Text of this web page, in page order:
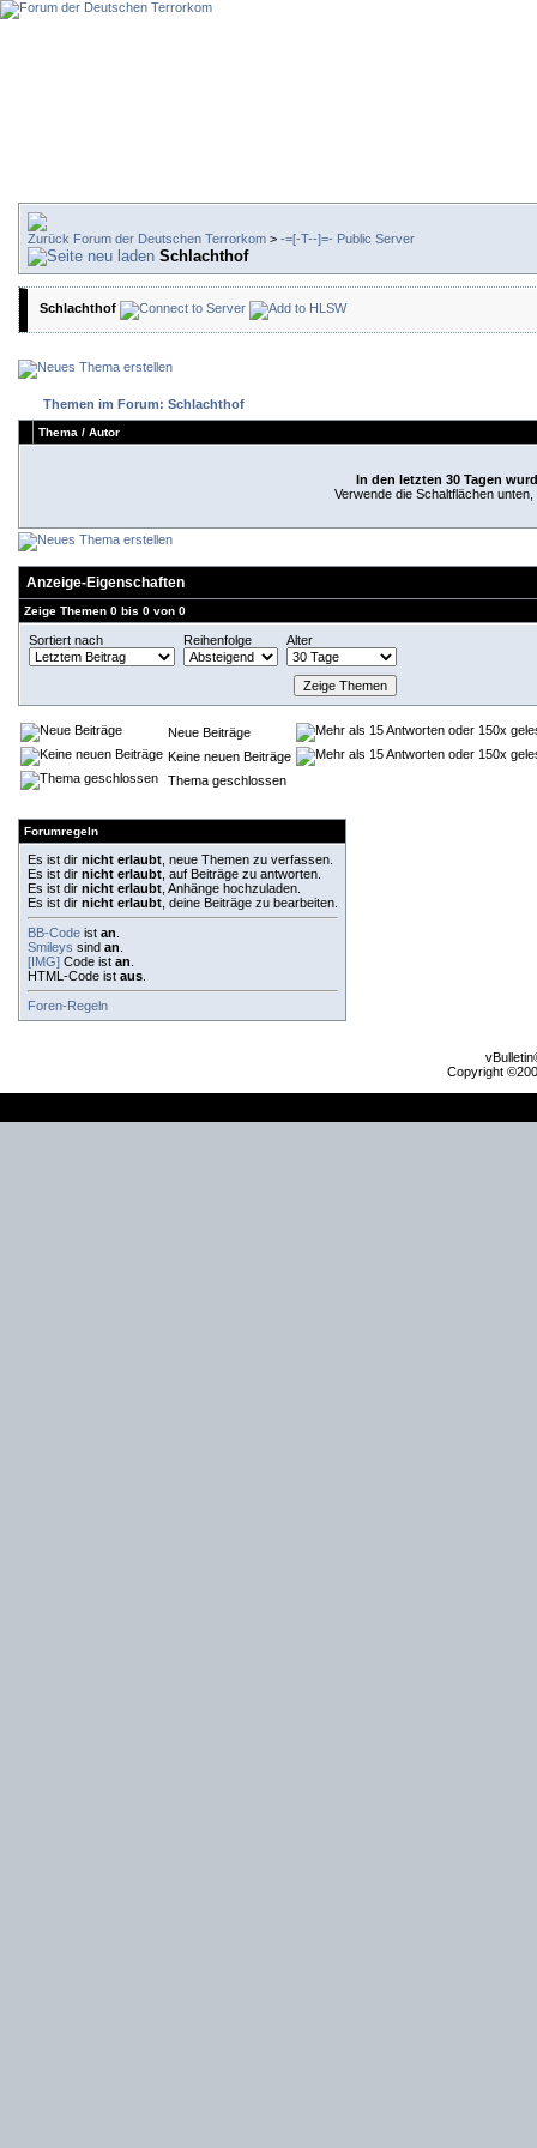
Forum der Deutschen Terrorkom > -=[-T--]=- Public Server
Schlachthof
Schlachthof
Themen im Forum: Schlachthof
Thema / Autor
In den letzten 30 Tagen
Verwende die Schaltflächen
Anzeige-Eigenschaften
Zeige Themen 0 bis 0 von 0
Sortiert nach Reihenfolge Alter
Neue Beiträge
Keine neuen Beiträge
Thema geschlossen
Forumregeln
Es ist dir nicht erlaubt , neue Themen zu verfassen.
Es ist dir nicht erlaubt , auf Beiträge zu antworten.
Es ist dir nicht erlaubt , Anhänge hochzuladen.
Es ist dir nicht erlaubt , deine Beiträge zu bearbeiten.
BB-Code ist an
Smileys sind an
[IMG] Code ist an
HTML-Code ist aus
Foren-Regeln
Copyright